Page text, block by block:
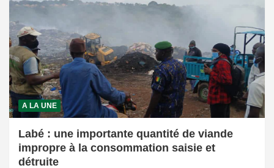
A LA UNE
Labé : une importante quantité de viande
impropre à la consommation saisie et
détruite